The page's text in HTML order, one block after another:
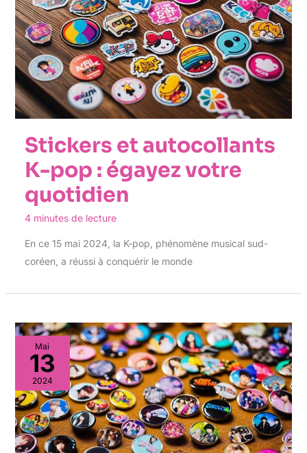
Stickers et autocollants
K-pop : égayez votre
quotidien
4 minutes de lecture
En ce 15 mai 2024, la K-pop, phénomène musical sud-
coréen, a réussi à conquérir le monde
Mai
13
2024